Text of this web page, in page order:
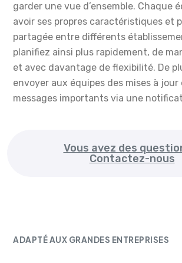
garder une vue d’ensemble. Chaque
avoir ses propres caractéristiques et
partagée entre différents
planifiez ainsi plus rapidement, de
et avec davantage de flexibilité. De
envoyer aux équipes des mises à jour
messages importants via une
Vous avez des
Contactez-nous
ADAPTÉ AUX GRANDES ENTREPRISES